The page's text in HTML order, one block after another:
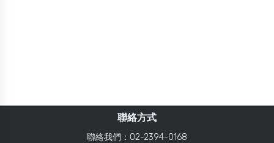
聯絡方式
聯絡我們：02-2394-0168